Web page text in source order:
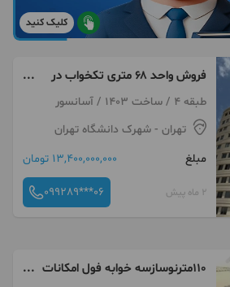
کلیک کنید
فروش واحد ۶۸ متری تکخواب در
پونک انتهای الوند
طبقه 4 / ساخت 1403 / آسانسور
تهران - شهرک دانشگاه تهران
مبلغ
13,400,000,000 تومان
2 ماه پیش 099289***06
۱۱۰مترنوسازسه خوابه فول امکانات